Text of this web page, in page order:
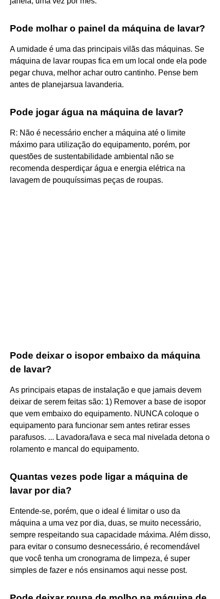
Pode molhar o painel da máquina de lavar?
A umidade é uma das principais vilãs das máquinas. Se
máquina de lavar roupas fica em um local onde ela pode
pegar chuva, melhor achar outro cantinho. Pense bem
antes de planejarsua lavanderia.
Pode jogar água na máquina de lavar?
R: Não é necessário encher a máquina até o limite
máximo para utilização do equipamento, porém, por
questões de sustentabilidade ambiental não se
recomenda desperdiçar água e energia elétrica na
lavagem de pouquíssimas peças de roupas.
Pode deixar o isopor embaixo da máquina
de lavar?
As principais etapas de instalação e que jamais devem
deixar de serem feitas são: 1) Remover a base de isopor
que vem embaixo do equipamento. NUNCA coloque o
equipamento para funcionar sem antes retirar esses
parafusos. ... Lavadora/lava e seca mal nivelada detona o
rolamento e mancal do equipamento.
Quantas vezes pode ligar a máquina de
lavar por dia?
Entende-se, porém, que o ideal é limitar o uso da
máquina a uma vez por dia, duas, se muito necessário,
sempre respeitando sua capacidade máxima. Além disso,
para evitar o consumo desnecessário, é recomendável
que você tenha um cronograma de limpeza, é super
simples de fazer e nós ensinamos aqui nesse post.